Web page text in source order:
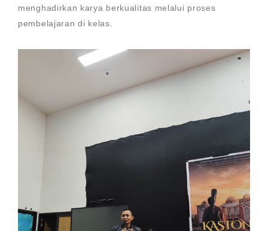
menghadirkan karya berkualitas melalui proses
pembelajaran di kelas.